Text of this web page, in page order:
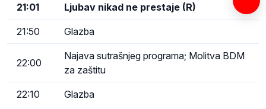
21:01 Ljubav nikad ne prestaje (R)
21:50 Glazba
22:00
Najava sutrašnjeg programa; Molitva BDM
za zaštitu
22:10 Glazba